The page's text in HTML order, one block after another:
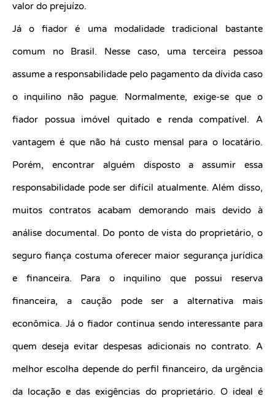
valor do prejuízo.
Já o fiador é uma modalidade tradicional bastante
comum no Brasil. Nesse caso, uma terceira pessoa
assume a responsabilidade pelo pagamento da dívida caso
o inquilino não pague. Normalmente, exige-se que o
fiador possua imóvel quitado e renda compatível. A
vantagem é que não há custo mensal para o locatário.
Porém, encontrar alguém disposto a assumir essa
responsabilidade pode ser difícil atualmente. Além disso,
muitos contratos acabam demorando mais devido à
análise documental. Do ponto de vista do proprietário, o
seguro fiança costuma oferecer maior segurança jurídica
e financeira. Para o inquilino que possui reserva
financeira, a caução pode ser a alternativa mais
econômica. Já o fiador continua sendo interessante para
quem deseja evitar despesas adicionais no contrato. A
melhor escolha depende do perfil financeiro, da urgência
da locação e das exigências do proprietário. O ideal é